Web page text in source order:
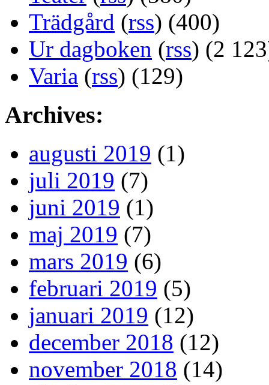
Trädgård (rss) (400)
Ur dagboken (rss) (2
Varia (rss) (129)
Archives:
augusti 2019 (1)
juli 2019 (7)
juni 2019 (1)
maj 2019 (7)
mars 2019 (6)
februari 2019 (5)
januari 2019 (12)
december 2018 (12)
november 2018 (14)